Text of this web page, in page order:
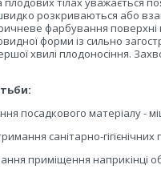
розкриваються або
фарбування поверхні
форми із сильно
хвилі плодоносіння.
посадкового матеріалу -
санітарно-
приміщення наприкінці